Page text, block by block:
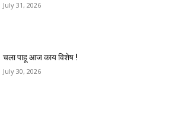
July 31, 2026
चला पाहू आज काय विशेष !
July 30, 2026